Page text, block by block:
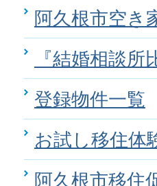
阿久根市空き
『結婚相談
登録物件一覧
お試し移住体
阿久根市移住